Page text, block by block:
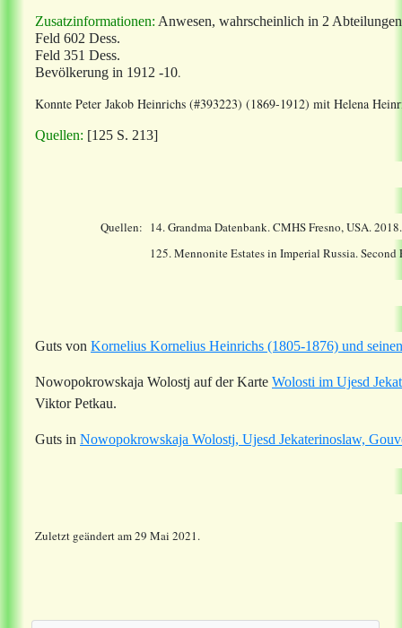
Zusatzinformationen: Anwesen, wahrscheinlich in 2
Feld 602 Dess.
Feld 351 Dess.
Bevölkerung in 1912 -10.
Konnte Peter Jakob Heinrichs (#393223) (1869-1912) mit Helena
Quellen: [125 S. 213]
Quellen: 14.Grandma Datenbank. CMHS Fresno, USA.
125. Mennonite Estates in Imperial Russia.
Guts von Kornelius Kornelius Heinrichs (1805-1876) und
Nowopokrowskaja Wolostj auf der Karte Wolosti im Ujesd
Viktor Petkau.
Guts in Nowopokrowskaja Wolostj, Ujesd Jekaterinoslaw,
Zuletzt geändert am 29 Mai 2021.